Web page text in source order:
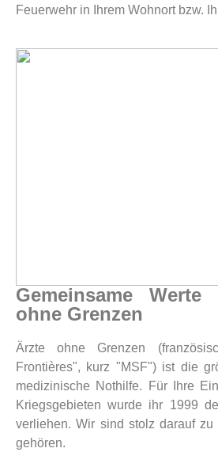
Feuerwehr in Ihrem Wohnort bzw.
Gemeinsame
ohne Grenzen
Ärzte ohne Grenzen
Frontières", kurz "MSF") ist die
medizinische Nothilfe. Für Ihre
Kriegsgebieten wurde ihr 1999
verliehen. Wir sind stolz darauf zu
gehören.